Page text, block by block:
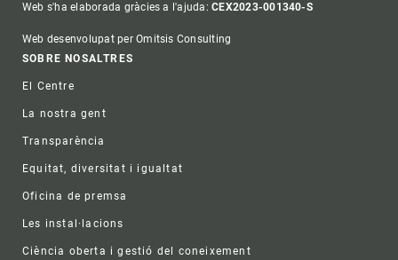
Web s'ha elaborada gràcies a l'ajuda:CEX2023-001340-S
Web desenvolupat per Omitsis Consulting
Footer
SOBRE NOSALTRES
El Centre
La nostra gent
Transparència
Equitat, diversitat i igualtat
Oficina de premsa
Les instal·lacions
Ciència oberta i gestió del coneixement